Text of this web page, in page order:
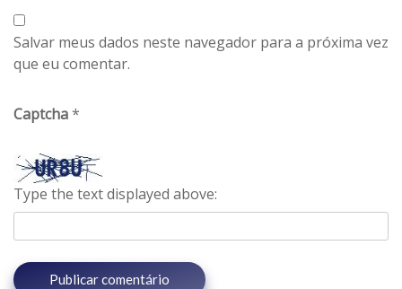
Salvar meus dados neste navegador para a próxima vez
que eu comentar.
Captcha*
Type the text displayed above: